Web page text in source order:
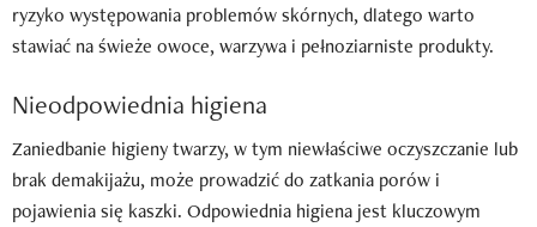
ryzyko występowania problemów skórnych, dlatego warto
stawiać na świeże owoce, warzywa i pełnoziarniste produkty.
Nieodpowiednia higiena
Zaniedbanie higieny twarzy, w tym niewłaściwe oczyszczanie lub
brak demakijażu, może prowadzić do zatkania porów i
pojawienia się kaszki. Odpowiednia higiena jest kluczowym